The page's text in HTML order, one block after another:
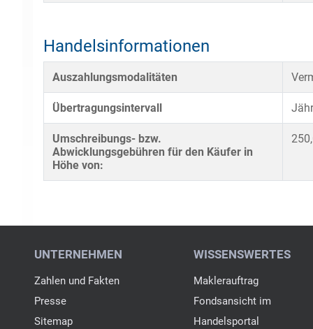
Handelsinformationen
Auszahlungsmodalitäten
Übertragungsintervall
Umschreibungs- bzw.
Abwicklungsgebühren für den Käufer in
Höhe von: